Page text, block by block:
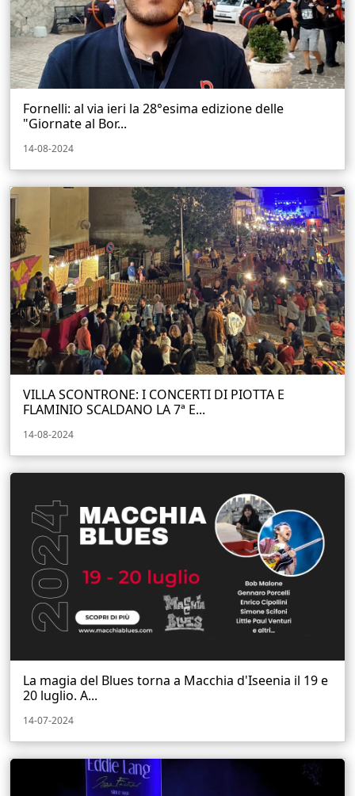
Fornelli: al via ieri la 28°esima edizione delle
"Giornate al Bor...
14-08-2024
VILLA SCONTRONE: I CONCERTI DI PIOTTA E
FLAMINIO SCALDANO LA 7ª E...
14-08-2024
La magia del Blues torna a Macchia d'Iseenia il 19 e
20 luglio. A...
14-07-2024